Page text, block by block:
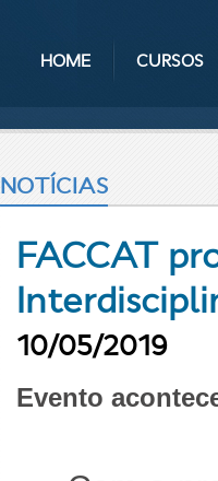
HOME CURSOS
NOTÍCIAS
FACCAT
10/05/2019
Evento